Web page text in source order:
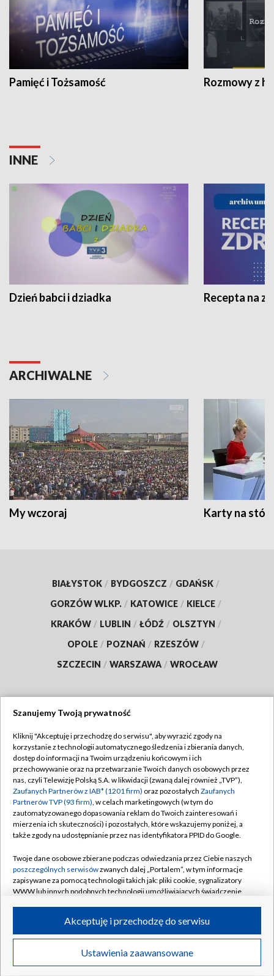
Pamięć i Tożsamość Rozmowy z
INNE
Dzień babci i dziadka Recepta na
ARCHIWALNE
My wczoraj Karty na
BIAŁYSTOK / BYDGOSZCZ / GDAŃSK /
GORZÓW WLKP. / KATOWICE / KIELCE /
KRAKÓW / LUBLIN / ŁÓDŹ / OLSZTYN /
OPOLE / POZNAŃ / RZESZÓW /
SZCZECIN / WARSZAWA / WROCŁAW
TVP
Abonament TVP
Emisja w TVP
Centrum informacji TVP
Naziemna Telewizja Cyfrowa
Rada Programowa
System NOS
Informacje o nadawcy
Program dla prasy
Ogłoszenie przetargowe
Regulamin TVP
Polityka prywatności
Moje zgody
Pomoc
Kontakt
Kanały
©2026 Telewizja Polska S.A. w likwidacji
Szanujemy Twoją prywatność
Kliknij "Akceptuję i przechodzę do serwisu", aby wyrazić zgody na
korzystanie z technologii automatycznego śledzenia i zbierania danych,
dostęp do informacji na Twoim urządzeniu końcowym i ich
przechowywanie oraz na przetwarzanie Twoich danych osobowych przez
nas, czyli Telewizję Polską S.A. w likwidacji (zwaną dalej również „TVP”),
Zaufanych Partnerów z IAB* (1201 firm) oraz pozostałych Zaufanych
Partnerów TVP (93 firm), w celach marketingowych (w tym do
zautomatyzowanego dopasowania reklam do Twoich zainteresowań i
mierzenia ich skuteczności) i pozostałych, które wskazujemy poniżej, a
także zgody na udostępnianie przez nas identyfikatora PPID do Google.
Twoje dane osobowe zbierane podczas odwiedzania przez Ciebie naszych
poszczególnych serwisówzwanych dalej „Portalem”, w tym informacje
zapisywane za pomocą technologii takich jak: pliki cookie, sygnalizatory
WWW lub innych podobnych technologii umożliwiających świadczenie
ruchu w Internecie.
Twoje dane osobowe zbierane podczas odwiedzania przez Ciebie
poszczególnych serwisówna Portalu, takie jak adresy IP, identyfikatory
Ustawienia zaawansowane
Akceptuję i przechodzę do serwisu